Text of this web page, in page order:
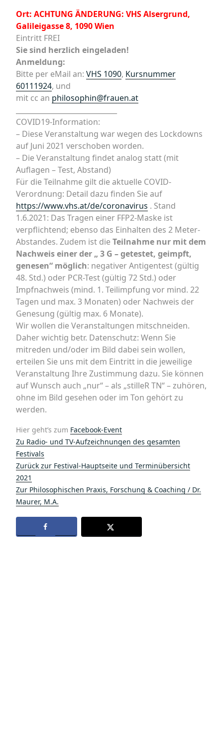
Ort: ACHTUNG ÄNDERUNG: VHS Alsergrund,
Galileigasse 8, 1090 Wien
Eintritt FREI
Sie sind herzlich eingeladen!
Anmeldung:
Bitte per eMail an: VHS 1090, Kursnummer
60111924, und
mit cc an philosophin@frauen.at
COVID19-Information:
– Diese Veranstaltung war wegen des Lockdowns
auf Juni 2021 verschoben worden.
– Die Veranstaltung findet analog statt (mit
Auflagen – Test, Abstand)
Für die Teilnahme gilt die aktuelle COVID-
Verordnung: Detail dazu finden Sie auf
https://www.vhs.at/de/coronavirus . Stand
1.6.2021: Das Tragen einer FFP2-Maske ist
verpflichtend; ebenso das Einhalten des 2 Meter-
Abstandes. Zudem ist dieTeilnahme nur mit dem
Nachweis einer der „ 3 G – getestet, geimpft,
genesen“ möglich: negativer Antigentest (gültig
48. Std.) oder PCR-Test (gültig 72 Std.) oder
Impfnachweis (mind. 1. Teilimpfung vor mind. 22
Tagen und max. 3 Monaten) oder Nachweis der
Genesung (gültig max. 6 Monate).
Wir wollen die Veranstaltungen mitschneiden.
Daher wichtig betr. Datenschutz: Wenn Sie
mitreden und/oder im Bild dabei sein wollen,
erteilen Sie uns mit dem Eintritt in die jeweilige
Veranstaltung Ihre Zustimmung dazu. Sie können
auf Wunsch auch „nur“ – als „stilleR TN“ – zuhören,
ohne im Bild gesehen oder im Ton gehört zu
werden.
Hier geht’s zum Facebook-Event
Zu Radio- und TV-Aufzeichnungen des gesamten
Festivals
Zurück zur Festival-Hauptseite und Terminübersicht
2021
Zur Philosophischen Praxis, Forschung & Coaching / Dr.
Maurer, M.A.